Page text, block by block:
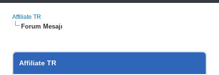
Affiliate TR
Forum Mesajı
Affiliate TR